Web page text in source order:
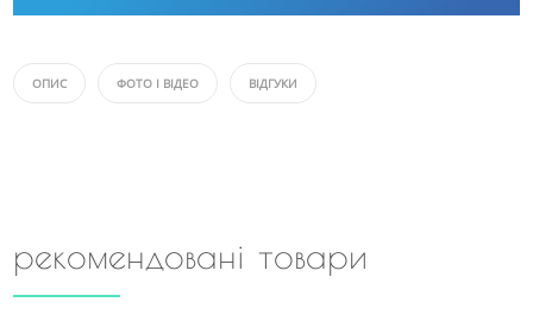
ОПИС ФОТО І ВІДЕО ВІДГУКИ
рекомендовані товари